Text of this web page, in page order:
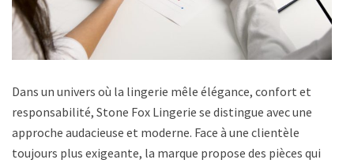
Dans un univers où la lingerie mêle élégance, confort et
responsabilité, Stone Fox Lingerie se distingue avec une
approche audacieuse et moderne. Face à une clientèle
toujours plus exigeante, la marque propose des pièces qui